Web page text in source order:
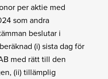
per aktie med
som andra
beslutar i
(i) sista dag för
med rätt till den
(ii) tillämplig